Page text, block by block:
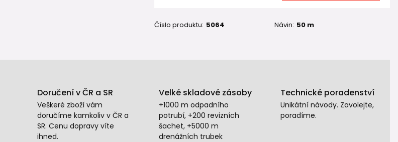
Číslo produktu: 5064 Návin: 50 m
Doručení v ČR a SR
Veškeré zboží vám
doručíme kamkoliv v ČR a
SR. Cenu dopravy víte
ihned.
Velké skladové zásoby
+1000 m odpadního
potrubí, +200 revizních
šachet, +5000 m
drenážních trubek
Technické poradenství
Unikátní návody. Zavolejte,
poradíme.